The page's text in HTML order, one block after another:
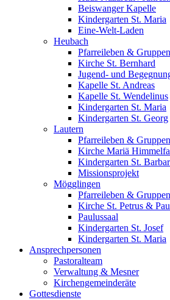
Beiswanger Kapelle
Kindergarten St. Maria
Eine-Welt-Laden
Heubach
Pfarreileben & Gruppen
Kirche St. Bernhard
Jugend- und
Kapelle St. Andreas
Kapelle St. Wendelinus
Kindergarten St. Maria
Kindergarten St. Georg
Lautern
Pfarreileben & Gruppen
Kirche Mariä
Kindergarten St.
Missionsprojekt
Mögglingen
Pfarreileben & Gruppen
Kirche St. Petrus &
Paulussaal
Kindergarten St. Josef
Kindergarten St. Maria
Ansprechpersonen
Pastoralteam
Verwaltung & Mesner
Kirchengemeinderäte
Gottesdienste